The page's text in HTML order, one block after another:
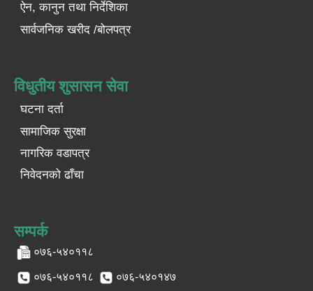
ऐन, कानुन तथा निर्देशिका
सार्वजनिक खरीद /बोलपत्र
विधुतीय शुसासन सेवा
घटना दर्ता
सामाजिक सुरक्षा
नागरिक वडापत्र
निवेदनको ढाँचा
सम्पर्क
०७६-५४०११८
०७६-५४०११८ ०७६-५४०१४७